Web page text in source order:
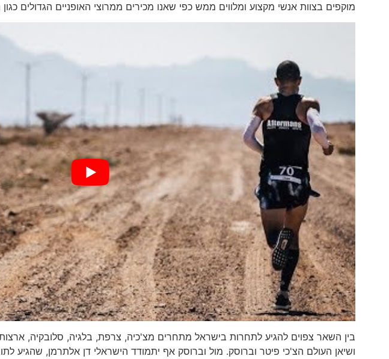
מוקפים בצוות אנשי מקצוע ומלווים ממש כפי שאנו מכירים ממרוצי האופניים הגדולים
בין השאר צפוים להגיע לתחרות בישראל מתחרים מצ'כיה, צרפת, בלגיה, סלובקיה,
ושיאן העולם הצ'כי פיטר וברוסק. מול וברוסק אף יתמודד הישראלי דן אלתרמן, שהגיע